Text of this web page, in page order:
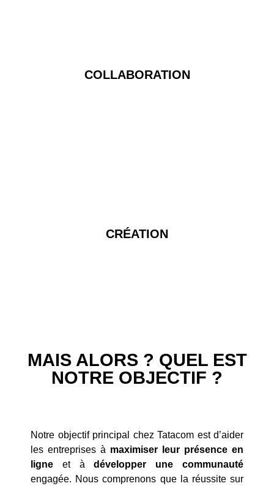
COLLABORATION
CRÉATION
MAIS ALORS ? QUEL EST
NOTRE OBJECTIF ?
Notre objectif principal chez Tatacom est d’aider
les entreprises à maximiser leur présence en
ligne et àdévelopper une communauté
engagée. Nous comprenons que la réussite sur